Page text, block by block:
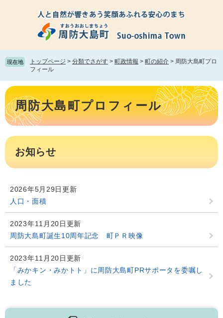
頭
で
飛
ば
て
文
へ
現在地 トップページ > 分類でさがす > 町政情報 > 町の紹介 > 周防大島町プロ
フィール
本
文 周防大島町プロフィール
お知らせ
2026年5月29日更新
人口・面積
2023年11月20日更新
周防大島町誕生10周年記念 町ＰＲ映像
2023年11月20日更新
「みかキン・みかトト」に周防大島町PRサポータを委嘱し
ました